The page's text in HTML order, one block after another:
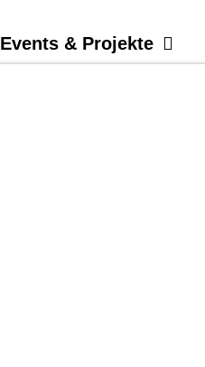
Events & Projekte